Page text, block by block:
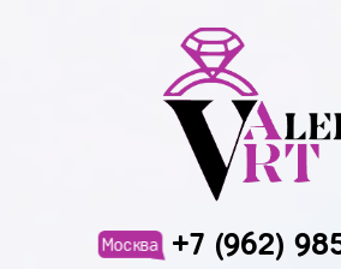
Москва +7 (962)